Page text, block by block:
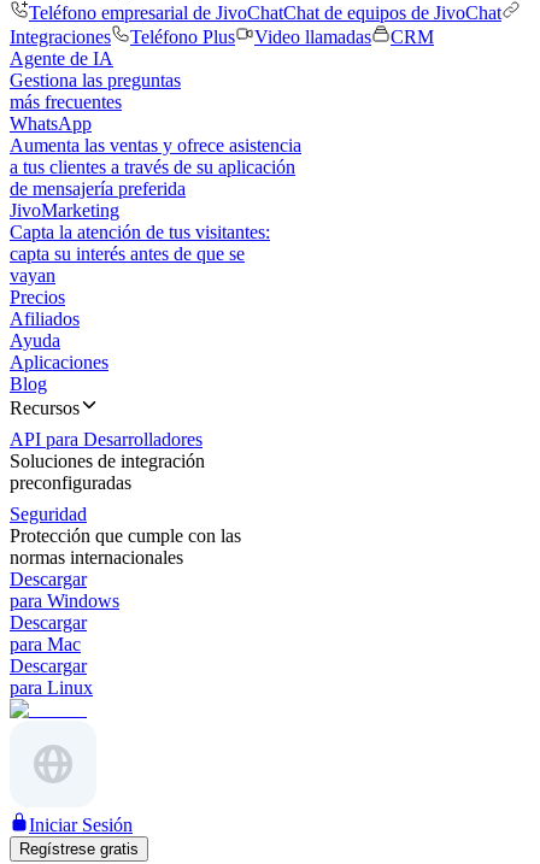
Teléfono empresarial de JivoChatChat de equipos de JivoChat
Integraciones
Teléfono Plus Video llamadas
CRM
Agente de IA
Gestiona las preguntas
más frecuentes
WhatsApp
Aumenta las ventas y ofrece asistencia
a tus clientes a través de su aplicación
de mensajería preferida
JivoMarketing
Capta la atención de tus visitantes:
capta su interés antes de que se
vayan
Precios
Afiliados
Ayuda
Aplicaciones
Blog
Recursos
API para Desarrolladores
Soluciones de integración
preconfiguradas
Seguridad
Protección que cumple con las
normas internacionales
Descargar
para Windows
Descargar
para Mac
Descargar
para Linux
Iniciar Sesión
Regístrese gratis